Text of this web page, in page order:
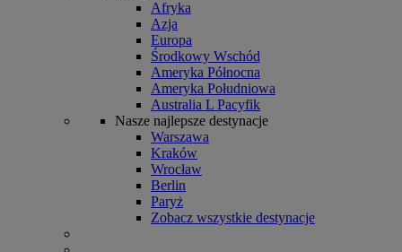
Afryka
Azja
Europa
Środkowy Wschód
Ameryka Północna
Ameryka Południowa
Australia L Pacyfik
Nasze najlepsze destynacje
Warszawa
Kraków
Wrocław
Berlin
Paryż
Zobacz wszystkie destynacje